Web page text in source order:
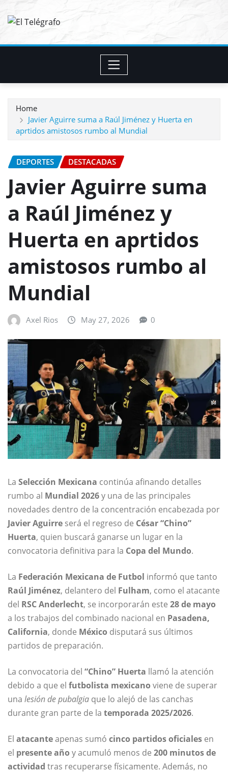
Home
Javier Aguirre suma a Raúl Jiménez y Huerta en
aprtidos amistosos rumbo al Mundial
DEPORTES DESTACADAS
Javier Aguirre suma
a Raúl Jiménez y
Huerta en aprtidos
amistosos rumbo al
Mundial
Axel Rios May 27, 2026 0
La Selección Mexicana continúa afinando detalles
rumbo al Mundial 2026y una de las principales
novedades dentro de la concentración encabezada por
Javier Aguirre será el regreso de César “Chino”
Huerta, quien buscará ganarse un lugar en la
convocatoria definitiva para la Copa del Mundo.
La Federación Mexicana de Futbol informó que tanto
Raúl Jiménez, delantero del Fulham, como el atacante
del RSC Anderlecht, se incorporarán este 28 de mayo
a los trabajos del combinado nacional en Pasadena,
California, donde México disputará sus últimos
partidos de preparación.
La convocatoria del “Chino” Huerta llamó la atención
debido a que el futbolista mexicano viene de superar
una lesión de pubalgia que lo alejó de las canchas
durante gran parte de la temporada 2025/2026.
El atacanteapenas sumó cinco partidos oficiales en
el presente año y acumuló menos de 200 minutos de
actividad tras recuperarse físicamente. Además, no